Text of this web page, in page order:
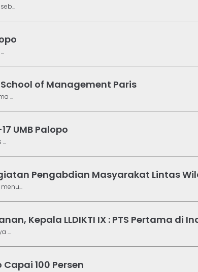
of Management Paris
...
UMB Palopo
Pengabdian Masyarakat Lintas
Kepala LLDIKTI IX : PTS Pertama di
...
100 Persen